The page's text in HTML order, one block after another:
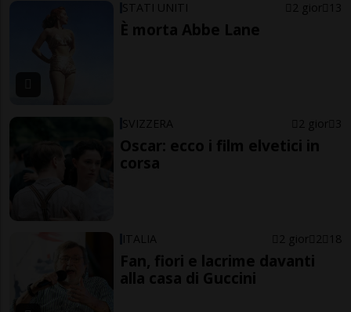
STATI UNITI 2 gior 13
È morta Abbe Lane
SVIZZERA 2 gior 3
Oscar: ecco i film elvetici in
corsa
ITALIA 2 gior 2 18
Fan, fiori e lacrime davanti
alla casa di Guccini